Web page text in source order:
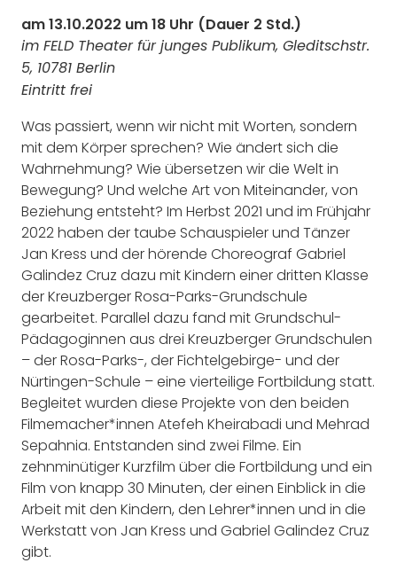
am 13.10.2022 um 18 Uhr (Dauer 2 Std.)
im FELD Theater für junges Publikum, Gleditschstr.
5, 10781 Berlin
Eintritt frei
Was passiert, wenn wir nicht mit Worten, sondern
mit dem Körper sprechen? Wie ändert sich die
Wahrnehmung? Wie übersetzen wir die Welt in
Bewegung? Und welche Art von Miteinander, von
Beziehung entsteht? Im Herbst 2021 und im Frühjahr
2022 haben der taube Schauspieler und Tänzer
Jan Kress und der hörende Choreograf Gabriel
Galindez Cruz dazu mit Kindern einer dritten Klasse
der Kreuzberger Rosa-Parks-Grundschule
gearbeitet. Parallel dazu fand mit Grundschul-
Pädagoginnen aus drei Kreuzberger Grundschulen
– der Rosa-Parks-, der Fichtelgebirge- und der
Nürtingen-Schule – eine vierteilige Fortbildung statt.
Begleitet wurden diese Projekte von den beiden
Filmemacher*innen Atefeh Kheirabadi und Mehrad
Sepahnia. Entstanden sind zwei Filme. Ein
zehnminütiger Kurzfilm über die Fortbildung und ein
Film von knapp 30 Minuten, der einen Einblick in die
Arbeit mit den Kindern, den Lehrer*innen und in die
Werkstatt von Jan Kress und Gabriel Galindez Cruz
gibt.